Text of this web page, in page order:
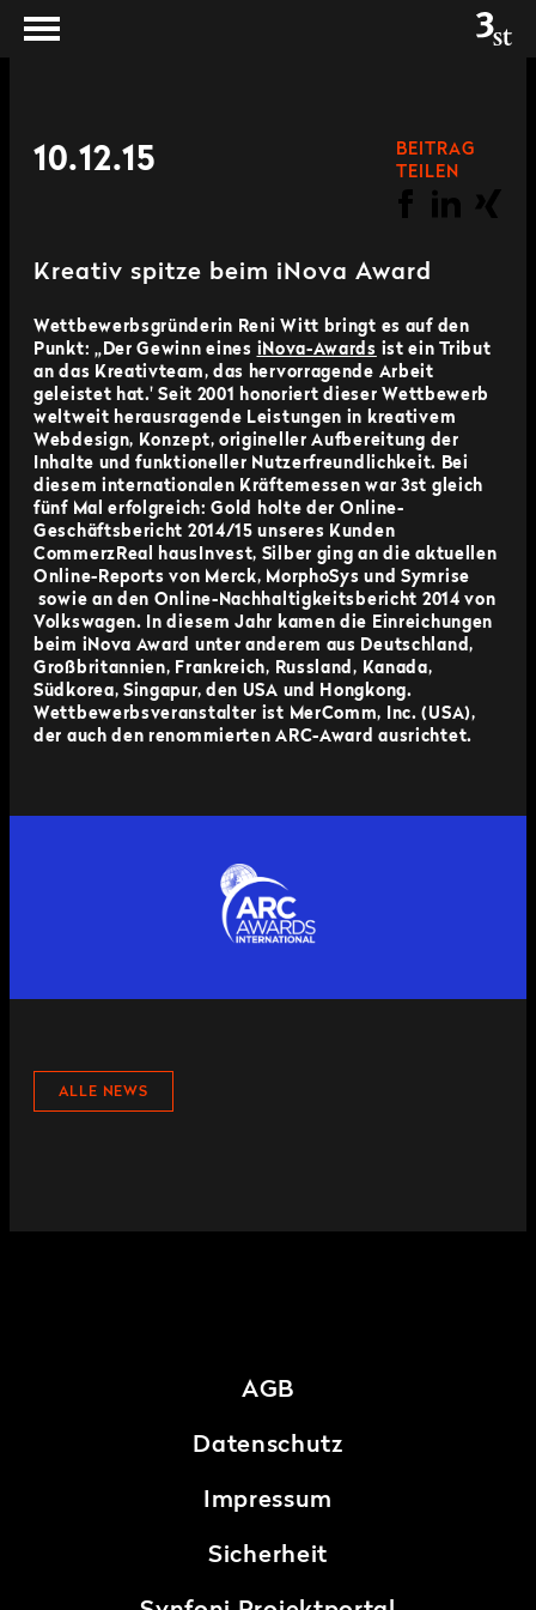
10.12.15
BEITRAG
TEILEN
Kreativ spitze beim iNova Award
Wettbewerbsgründerin Reni Witt bringt es auf den
Punkt: „Der Gewinn eines iNova-Awards ist ein Tribut
an das Kreativteam, das hervorragende Arbeit
geleistet hat.' Seit 2001 honoriert dieser Wettbewerb
weltweit herausragende Leistungen in kreativem
Webdesign, Konzept, origineller Aufbereitung der
Inhalte und funktioneller Nutzerfreundlichkeit. Bei
diesem internationalen Kräftemessen war 3st gleich
fünf Mal erfolgreich: Gold holte der Online-
Geschäftsbericht 2014/15 unseres Kunden
CommerzReal hausInvest, Silber ging an die aktuellen
Online-Reports von Merck, MorphoSys und Symrise
sowie an den Online-Nachhaltigkeitsbericht 2014 von
Volkswagen. In diesem Jahr kamen die Einreichungen
beim iNova Award unter anderem aus Deutschland,
Großbritannien, Frankreich, Russland, Kanada,
Südkorea, Singapur, den USA und Hongkong.
Wettbewerbsveranstalter ist MerComm, Inc. (USA),
der auch den renommierten ARC-Award ausrichtet.
ALLE NEWS
AGB
Datenschutz
Impressum
Sicherheit